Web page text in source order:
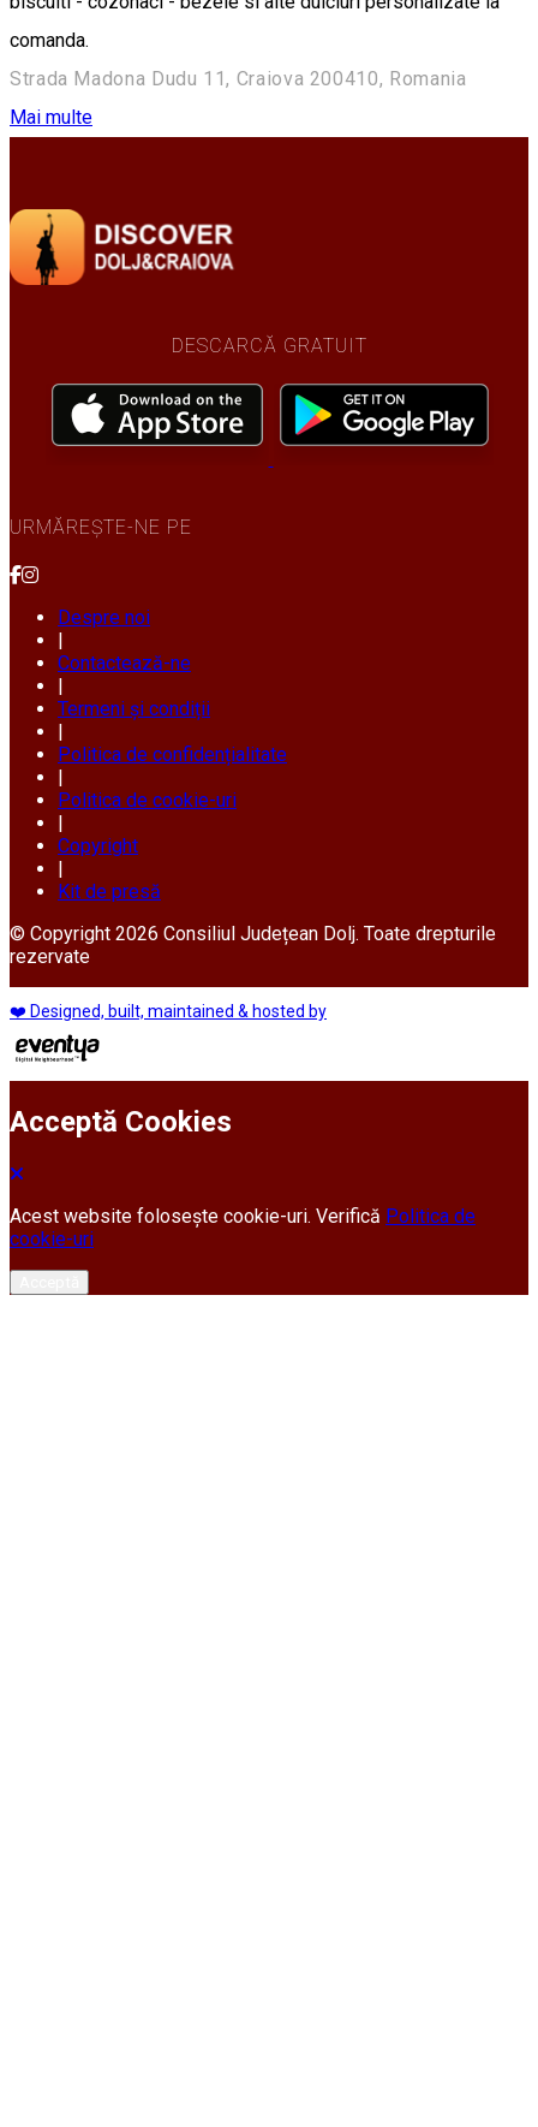
comanda.
Strada Madona Dudu 11, Craiova 200410, Romania
Mai multe
DESCARCĂ GRATUIT
URMĂREȘTE-NE PE
Despre noi
|
Contactează-ne
|
Termeni și condiții
|
Politica de confidențialitate
|
Politica de cookie-uri
|
Copyright
|
Kit de presă
© Copyright 2026 Consiliul Județean Dolj. Toate drepturile
rezervate
❤️ Designed, built, maintained & hosted by
Acceptă Cookies
Acest website folosește cookie-uri. Verifică Politica de
cookie-uri